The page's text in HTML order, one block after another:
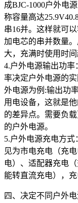
成BJC-1000户外电
称容量高达
串16并。这样就可
加电芯的串并数量
大，充满时使用时间
4.户外电源输出功
率决定户外电源的
外电源为例:输出功
用电设备，这就是
的差异点。需要负
的户外电源。
5.户外电源充电方
见为市电充电（充
电）、适配器充电
能转直流充电），
四、决定不同户外